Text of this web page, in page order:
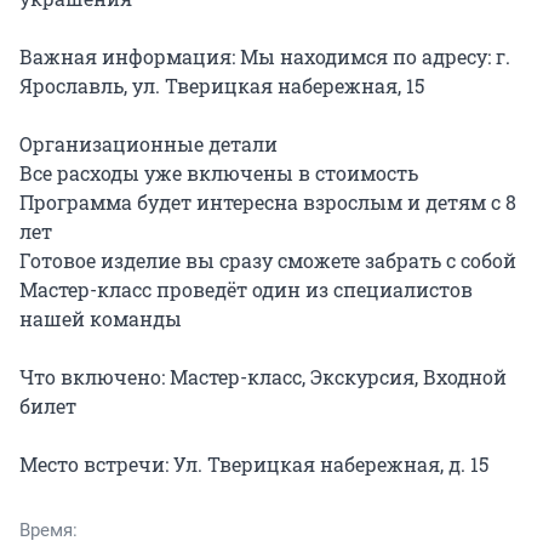
Важная информация: Мы находимся по адресу: г.
Ярославль, ул. Тверицкая набережная, 15
Организационные детали
Все расходы уже включены в стоимость
Программа будет интересна взрослым и детям с 8
лет
Готовое изделие вы сразу сможете забрать с собой
Мастер-класс проведёт один из специалистов
нашей команды
Что включено: Мастер-класс, Экскурсия, Входной
билет
Место встречи: Ул. Тверицкая набережная, д. 15
Время: